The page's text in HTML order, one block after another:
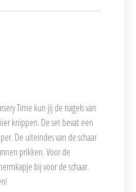
Time kun jij de nagels van
knippen. De set bevat een
De uiteindes van de schaar
prikken. Voor de
bij voor de schaar.